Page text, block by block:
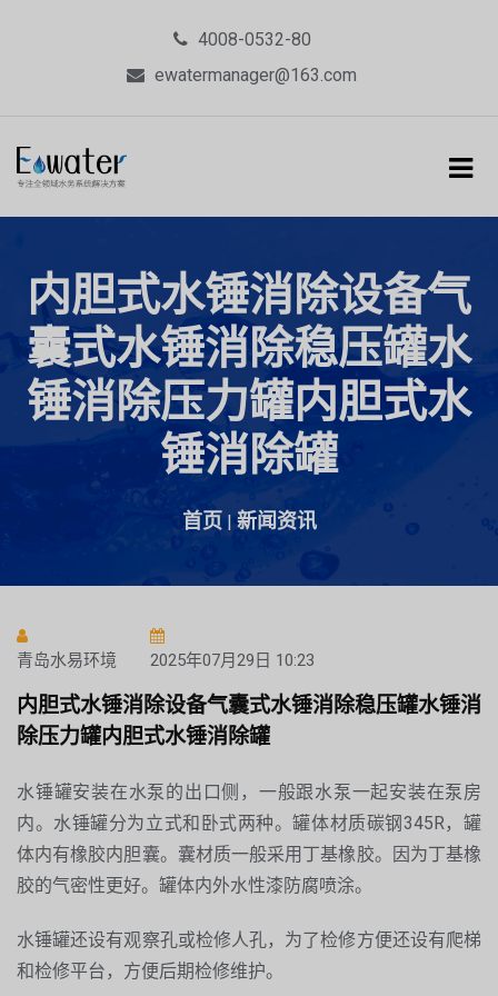
4008-0532-80
ewatermanager@163.com
内胆式水锤消除设备气
囊式水锤消除稳压罐水
锤消除压力罐内胆式水
锤消除罐
首页 | 新闻资讯
青岛水易环境 2025年07月29日 10:23
内胆式水锤消除设备气囊式水锤消除稳压罐水锤消
除压力罐内胆式水锤消除罐
水锤罐安装在水泵的出口侧，一般跟水泵一起安装在泵房
内。水锤罐分为立式和卧式两种。罐体材质碳钢345R，罐
体内有橡胶内胆囊。囊材质一般采用丁基橡胶。因为丁基橡
胶的气密性更好。罐体内外水性漆防腐喷涂。
水锤罐还设有观察孔或检修人孔，为了检修方便还设有爬梯
和检修平台，方便后期检修维护。